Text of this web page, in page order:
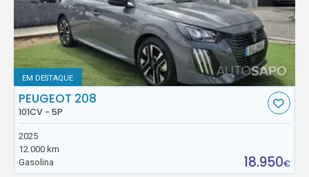
EM DESTAQUE
PEUGEOT 208
101CV - 5P
2025
12.000 km
Gasolina
18.950€